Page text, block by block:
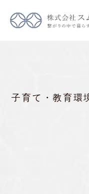
子育て・教育環